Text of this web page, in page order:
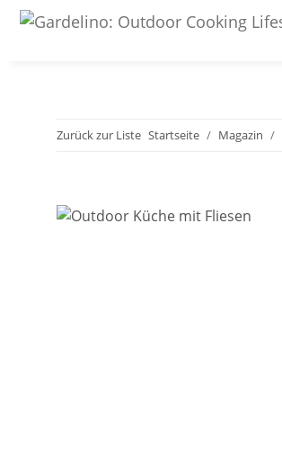
Zurück zur Liste Startseite Magazin